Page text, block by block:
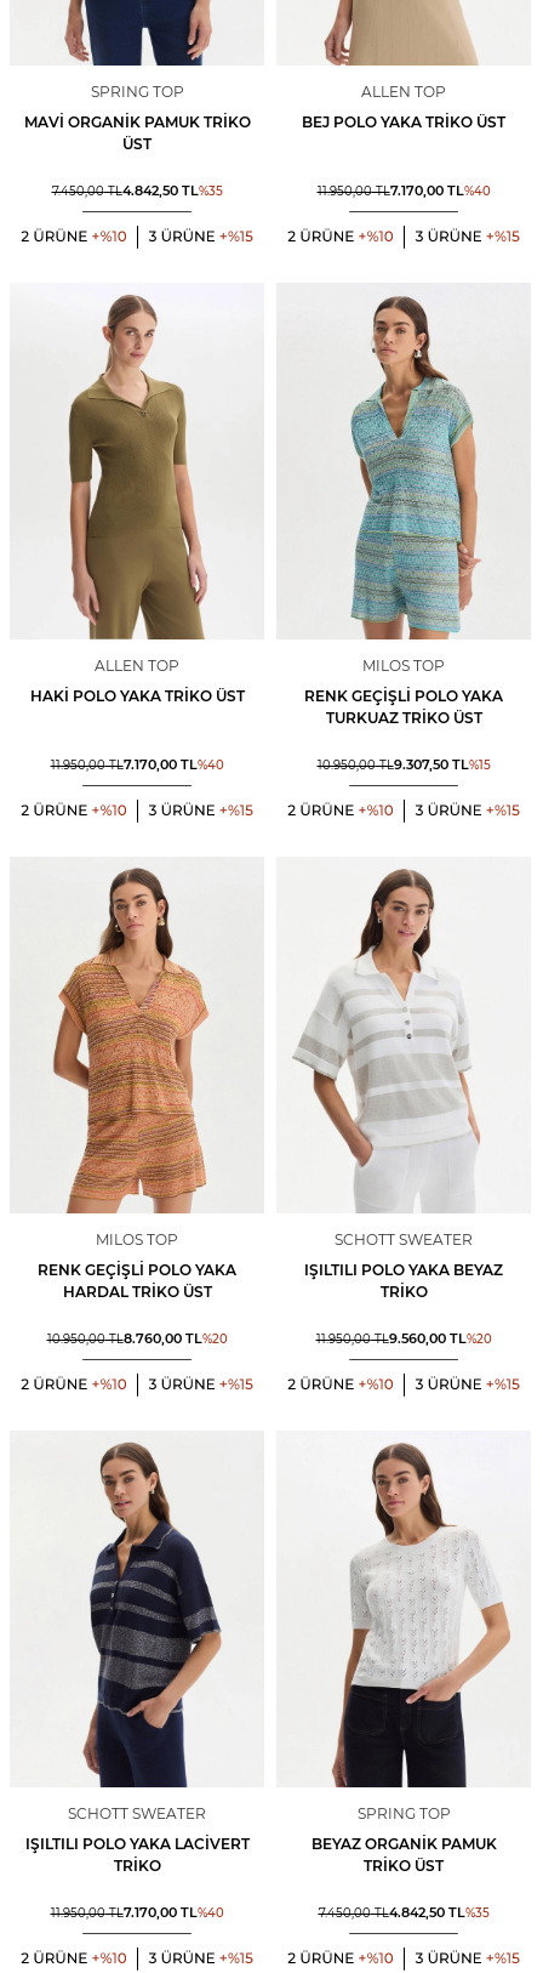
SPRING TOP
MAVI ORGANIK PAMUK TRIKO
ÜST
7.450,00TL4.842,50TL%35
ALLEN TOP
BEJ POLO YAKA TRIKO ÜST
11.950,00TL7.170,00TL%40
ALLEN TOP
HAKI POLO YAKA TRIKO ÜST
11.950,00TL7.170,00TL%40
MILOS TOP
RENK GEÇIŞLI POLO YAKA
TURKUAZ TRIKO ÜST
10.950,00TL9.307,50TL%15
MILOS TOP
RENK GEÇIŞLI POLO YAKA
HARDAL TRIKO ÜST
10.950,00TL8.760,00TL%20
SCHOTT SWEATER
IŞILTILI POLO YAKA BEYAZ
TRIKO
11.950,00TL9.560,00TL%20
SCHOTT SWEATER
IŞILTILI POLO YAKA LACIVERT
TRIKO
11.950,00TL7.170,00TL%40
SPRING TOP
BEYAZ ORGANIK PAMUK
TRIKO ÜST
7.450,00TL4.842,50TL%35